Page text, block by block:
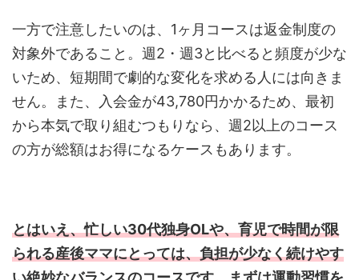
一方で注意したいのは、1ヶ月コースは返金制度の
対象外であること。週2・週3と比べると頻度が少な
いため、短期間で劇的な変化を求める人には向きま
せん。また、入会金が43,780円かかるため、最初
から本気で取り組むつもりなら、週2以上のコース
の方が総額はお得になるケースもあります。
とはいえ、忙しい30代独身OLや、育児で時間が限
られる産後ママにとっては、負担が少なく続けやす